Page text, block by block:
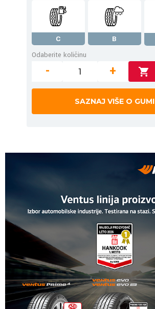
C B
Odaberite količinu
- +
SAZNAJ VIŠE O GUMI